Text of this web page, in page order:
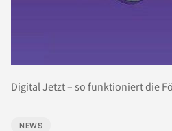
Digital Jetzt – so funktioniert die
NEWS